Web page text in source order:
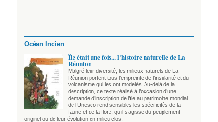
Océan Indien
Île était une fois... l'histoire naturelle de La
Réunion
Malgré leur diversité, les milieux naturels de La
Réunion portent tous l’empreinte de l’insularité et du
volcanisme qui les ont modelés. Au-delà de la
description, ce texte réalisé à l’occasion d’une
demande d’inscription de l’île au patrimoine mondial
de l’Unesco rend sensibles les spécificités de la
faune et de la flore, qu’il s’agisse du peuplement
originel ou de leur évolution en milieu clos.